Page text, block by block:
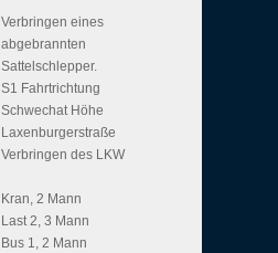
Verbringen eines
abgebrannten
Sattelschlepper.
S1 Fahrtrichtung
Schwechat Höhe
Laxenburgerstraße
Verbringen des LKW
Kran, 2 Mann
Last 2, 3 Mann
Bus 1, 2 Mann